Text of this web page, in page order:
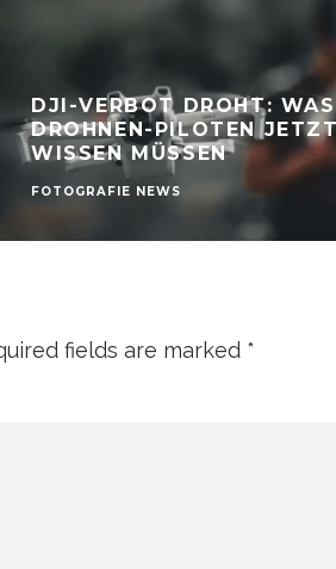
DJI-VERBOT DROHT: WAS
DROHNEN-PILOTEN JETZT
WISSEN MÜSSEN
FOTOGRAFIE NEWS
fields are marked *